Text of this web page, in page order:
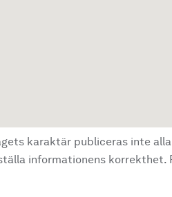
karaktär publiceras inte
informationens korrekthet.